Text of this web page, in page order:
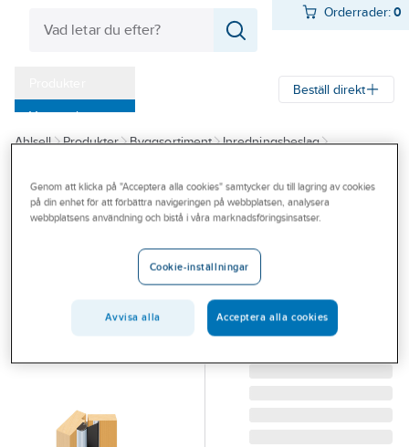
Orderrader:0
Varumärken
Kampanjer
Outlet
Branscher
Beställ direkt
Ahlsell Produkter Byggsortiment
Inredningsbeslag
FLEXSTOP
Klämskydd
Flexstop
KLÄMSKYDD FS
RULLGARDIN ALU
NATUR FLEXSTOP
Artikelnummer:
Genom att klicka på "Acceptera alla cookies" samtycker du till lagring av cookies
på din enhet för att förbättra navigeringen på webbplatsen, analysera
webbplatsens användning och bistå i våra marknadsföringsinsatser.
Cookie-inställningar
Avvisa alla Acceptera alla cookies